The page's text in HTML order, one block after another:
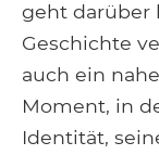
geht darüber
Geschichte
auch ein
Moment, in
Identität,